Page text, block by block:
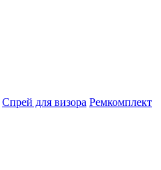
Спрей для визора Ремкомплект